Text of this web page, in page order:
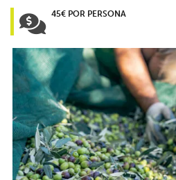
45€ POR PERSONA